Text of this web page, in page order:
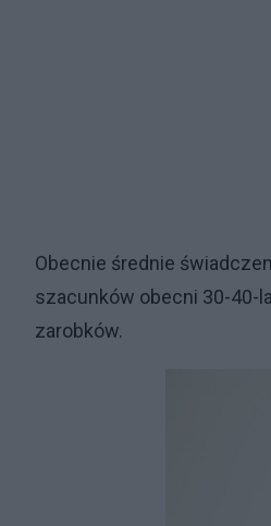
Obecnie średnie
szacunków obecni 30-40-
zarobków.